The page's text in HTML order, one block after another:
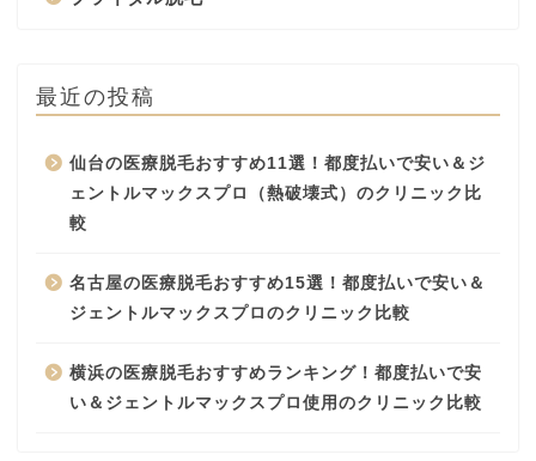
最近の投稿
仙台の医療脱毛おすすめ11選！都度払いで安い＆ジ
ェントルマックスプロ（熱破壊式）のクリニック比
較
名古屋の医療脱毛おすすめ15選！都度払いで安い＆
ジェントルマックスプロのクリニック比較
横浜の医療脱毛おすすめランキング！都度払いで安
い＆ジェントルマックスプロ使用のクリニック比較